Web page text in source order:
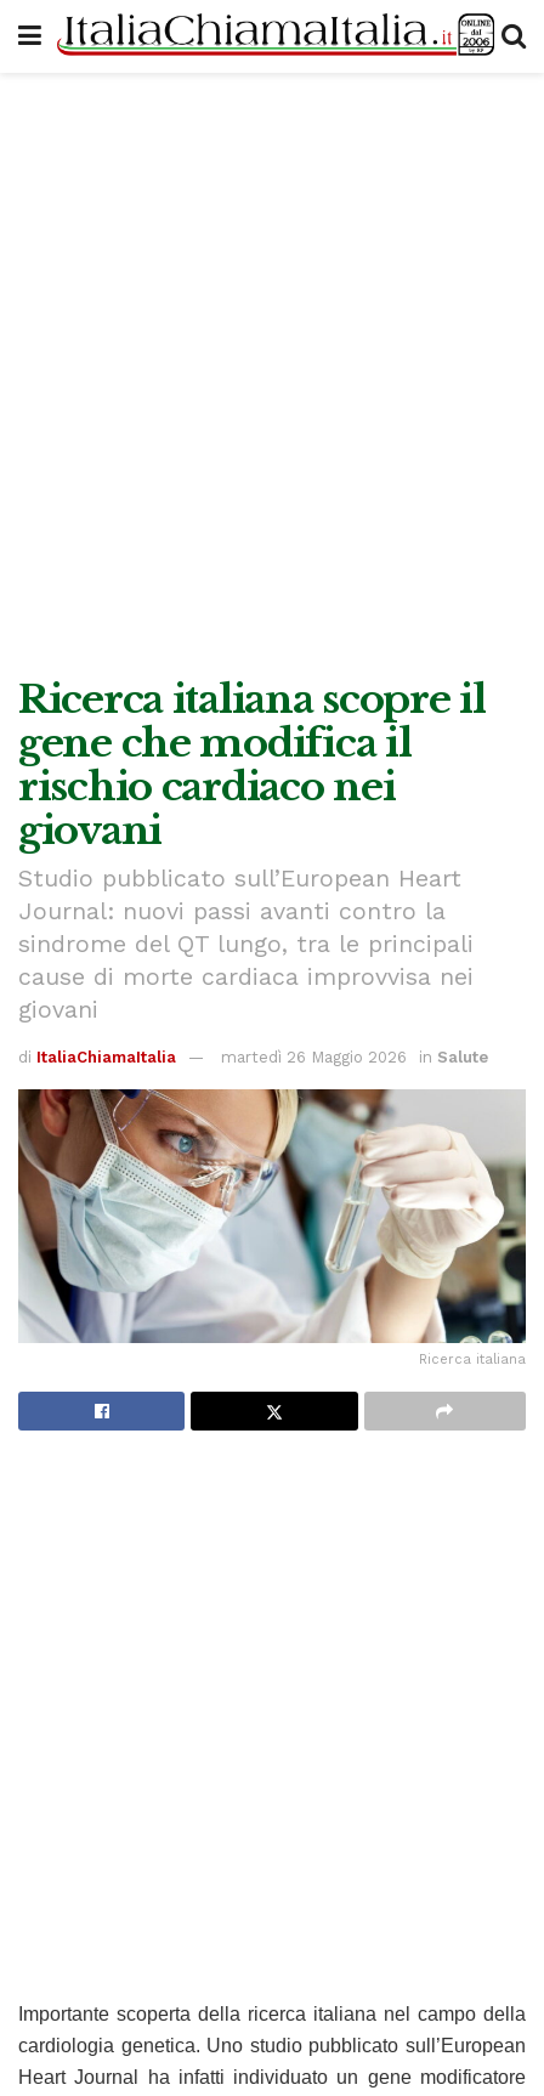
Ricerca italiana scopre il
gene che modifica il
rischio cardiaco nei
giovani
Studio pubblicato sull’European Heart
Journal: nuovi passi avanti contro la
sindrome del QT lungo, tra le principali
cause di morte cardiaca improvvisa nei
giovani
di ItaliaChiamaItalia martedì 26 Maggio 2026 in Salute
Ricerca italiana
Importante scoperta della ricerca italiana nel campo della
cardiologia genetica. Uno studio pubblicato sull’European
Heart Journal ha infatti individuato un gene modificatore